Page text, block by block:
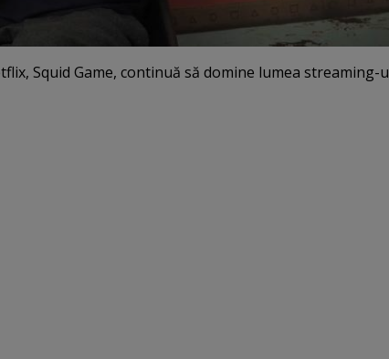
Squid Game, continuă să domine lumea streaming-